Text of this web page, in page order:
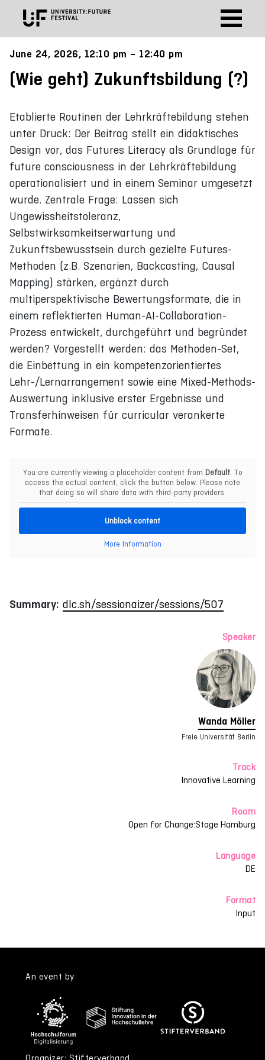
June 24, 2026, 12:10 pm – 12:40 pm
(Wie geht) Zukunftsbildung (?)
Etablierte Routinen der Lehrkräftebildung stehen
unter Druck: Der Beitrag stellt ein didaktisches
Design vor, das Futures Literacy als Grundlage für
future consciousness in der Lehrkräftebildung
operationalisiert und in einem Seminar umgesetzt
wurde. Zentrale Frage: Lassen sich
Ungewissheitstoleranz,
Selbstwirksamkeitserwartung und
Zukunftsbewusstsein durch gezielte Futures-
Methoden (z.B. Szenarien, Backcasting, Causal
Mapping) stärken, ergänzt durch
multiperspektivische Bewertungsformate, die in
einem reflektierten Human-AI-Collaboration-
Prozess entwickelt, durchgeführt und begründet
werden? Vorgestellt werden: das Methoden-Set,
die Einbettung in ein kompetenzorientiertes
Lehr-/Lernarrangement sowie eine Mixed-Methods-
Auswertung inklusive erster Ergebnisse und
Transferhinweisen für curricular verankerte
Formate.
You are currently viewing a placeholder content from Default. To
access the actual content, click the button below. Please note
that doing so will share data with third-party providers.
Unblock content
More Information
Summary: dlc.sh/sessionaizer/sessions/507
Speaker
Wanda Möller
Freie Universität Berlin
Track
Innovative Learning
Room
Open for Change:Stage Hamburg
Language
DE
Format
Input
An event by
Organizer: Stifterverband